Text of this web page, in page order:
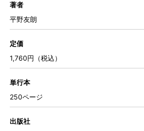
著者
平野友朗
定価
1,760円（税込）
単行本
250ページ
出版社